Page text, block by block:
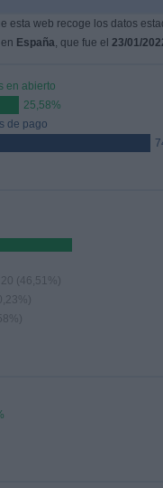
esta web recoge los datos
en España, que fue el 23/01/
en abierto
25,58%
de pago
20 (46,51%)